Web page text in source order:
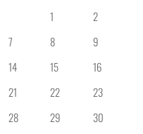
1
2
7 8
9
14 15
16
21 22
23
28 29
30